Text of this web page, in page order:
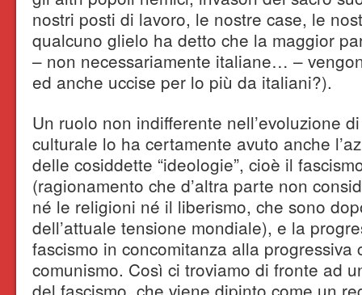
nostri posti di lavoro, le nostre case, le
qualcuno glielo ha detto che la maggior
– non necessariamente italiane… –
ed anche uccise per lo più da italiani?).
Un ruolo non indifferente nell’evoluzione
culturale lo ha certamente avuto anche
delle cosiddette “ideologie”, cioè il
(ragionamento che d’altra parte non
né le religioni né il liberismo, che sono
dell’attuale tensione mondiale), e la
fascismo in concomitanza alla progressiva
comunismo. Così ci troviamo di fronte ad
del fascismo, che viene dipinto come un